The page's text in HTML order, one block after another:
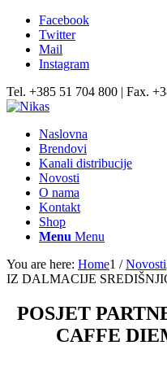
Facebook
Twitter
Mail
Instagram
Tel. +385 51 704 800 | Fax.
Naslovna
Brendovi
Kanali distribucije
Novosti
O nama
Kontakt
Shop
Menu Menu
You are here: Home1 / Novosti
IZ DALMACIJE
POSJET
CAFFE